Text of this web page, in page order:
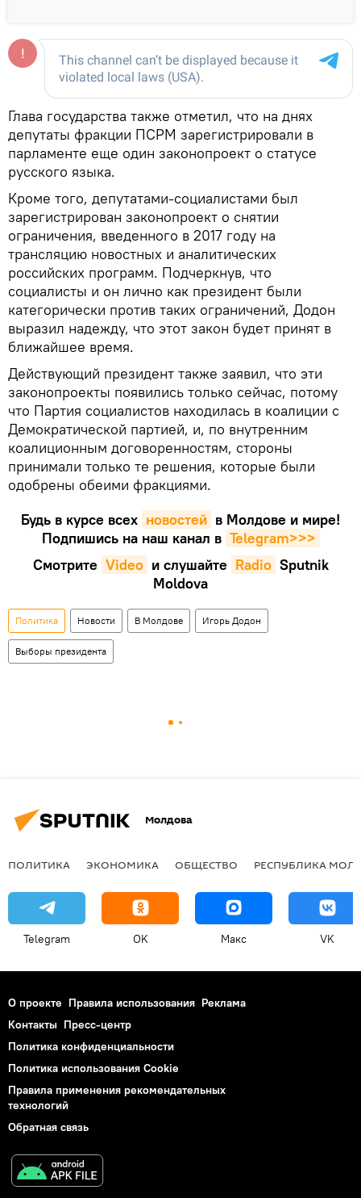
Глава государства также отметил, что на днях
депутаты фракции ПСРМ зарегистрировали в
парламенте еще один законопроект о статусе
русского языка.
Кроме того, депутатами-социалистами был
зарегистрирован законопроект о снятии
ограничения, введенного в 2017 году на
трансляцию новостных и аналитических
российских программ. Подчеркнув, что
социалисты и он лично как президент были
категорически против таких ограничений, Додон
выразил надежду, что этот закон будет принят в
ближайшее время.
Действующий президент также заявил, что эти
законопроекты появились только сейчас, потому
что Партия социалистов находилась в коалиции с
Демократической партией, и, по внутренним
коалиционным договоренностям, стороны
принимали только те решения, которые были
одобрены обеими фракциями.
Будь в курсе всех новостей в Молдове и мире!
Подпишись на наш канал в Telegram>>>
Смотрите Video и слушайте Radio Sputnik
Moldova
Политика Новости В Молдове Игорь Додон
Выборы президента
Молдова
ПОЛИТИКА ЭКОНОМИКА ОБЩЕСТВО РЕСПУБЛИКА
Telegram OK Макс VK
О проекте Правила использования Реклама
Контакты Пресс-центр
Политика конфиденциальности
Политика использования Cookie
Правила применения рекомендательных
технологий
Обратная связь